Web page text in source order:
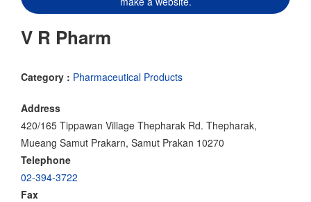
V R Pharm
Category : Pharmaceutical Products
Address
420/165 Tippawan Village Thepharak Rd. Thepharak,
Mueang Samut Prakarn, Samut Prakan 10270
Telephone
02-394-3722
Fax